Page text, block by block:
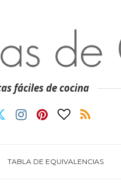
fáciles de cocina
TABLA DE EQUIVALENCIAS